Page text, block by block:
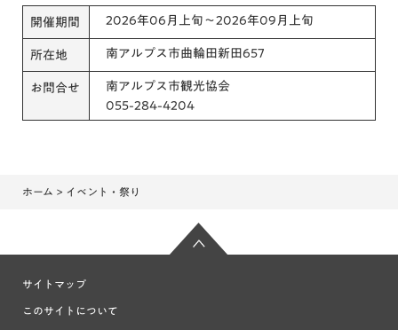
開催期間 2026年06月上旬～2026年09月上旬
所在地 南アルプス市曲輪田新田657
お問合せ
南アルプス市観光協会
055-284-4204
ホーム > イベント・祭り
サイトマップ
このサイトについて